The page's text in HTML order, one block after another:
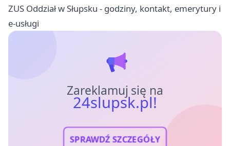
ZUS Oddział w Słupsku - godziny, kontakt, emerytury i
e-usługi
Zareklamuj się na
24slupsk.pl!
SPRAWDŹ SZCZEGÓŁY